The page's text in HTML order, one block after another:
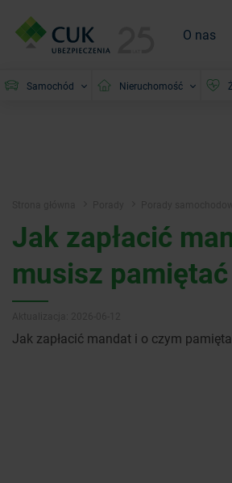
O nas
Samochód Nieruchomość
Jak zapłacić
musisz pamiętać
Jak zapłacić mandat i o czym